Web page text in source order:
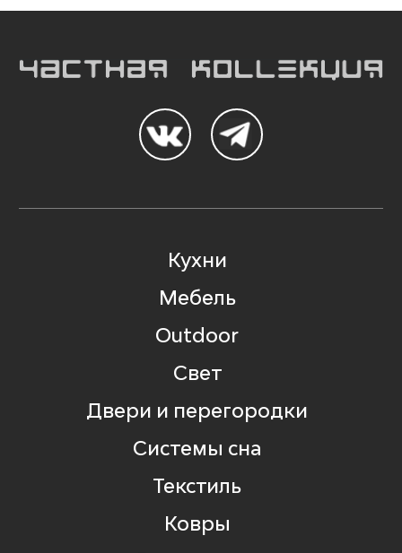
Кухни
Мебель
Outdoor
Свет
Двери и перегородки
Системы сна
Текстиль
Ковры